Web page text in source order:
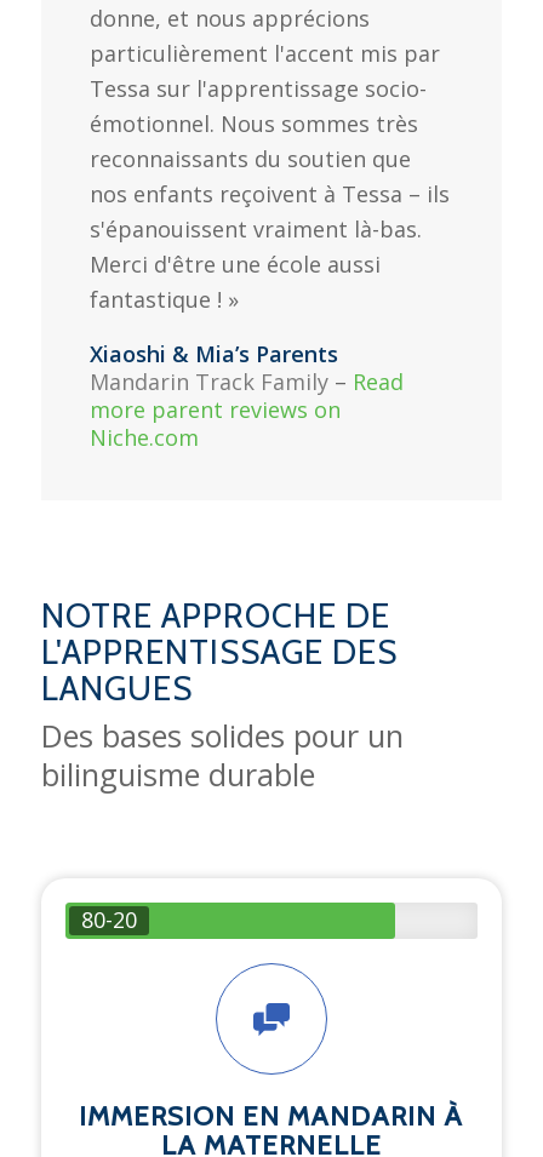
donne, et nous apprécions
particulièrement l'accent mis par
Tessa sur l'apprentissage socio-
émotionnel. Nous sommes très
reconnaissants du soutien que
nos enfants reçoivent à Tessa – ils
s'épanouissent vraiment là-bas.
Merci d'être une école aussi
fantastique ! »
Xiaoshi & Mia’s Parents
Mandarin Track Family– Read
more parent reviews on
Niche.com
NOTRE APPROCHE DE
L'APPRENTISSAGE DES
LANGUES
Des bases solides pour un
bilinguisme durable
80-20
IMMERSION EN MANDARIN À
LA MATERNELLE